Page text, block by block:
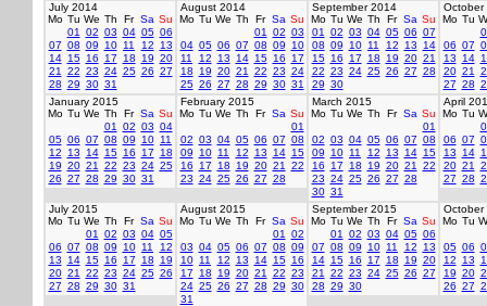
July 2014
Mo Tu We Th Fr Sa Su
01
02 03 04 05 06
07 08 09 10 11 12
13
14 15 16 17 18 19 20
21
22 23 24 25 26 27
28 29 30 31
August 2014
Mo Tu We Th Fr Sa Su
01
02 03
04 05 06 07 08 09
10
11
12 13 14 15 16
17
18
19 20 21 22 23 24
25 26 27 28 29 30 31
September 2014
Mo Tu We Th Fr Sa Su
01
02 03 04 05 06 07
08 09 10 11 12 13
14
15 16 17 18 19 20 21
22 23 24 25 26 27 28
29 30
October
Mo Tu
06 07
13
14
20 21
27 28
January 2015
Mo Tu We Th Fr Sa Su
01
02 03 04
05 06 07 08 09 10 11
12
13 14 15 16 17
18
19 20 21 22 23 24 25
26 27 28 29 30 31
February 2015
Mo Tu We Th Fr Sa Su
01
02 03 04 05 06 07 08
09
10 11 12 13 14 15
16
17 18 19 20 21
22
23 24 25 26 27 28
March 2015
Mo Tu We Th Fr Sa Su
01
02 03 04 05 06 07 08
09
10 11 12 13 14 15
16
17 18 19 20 21
22
23 24 25 26 27 28
30 31
April
Mo Tu
06 07
13
14
20 21
27 28
July 2015
Mo Tu We Th Fr Sa Su
01
02 03 04 05
06 07 08 09 10 11
12
13
14 15 16 17 18
19
20 21 22 23 24 25 26
27 28 29 30 31
August 2015
Mo Tu We Th Fr Sa Su
01
02
03 04 05 06 07 08 09
10 11 12 13 14 15 16
17
18 19 20 21 22 23
24 25 26 27 28 29 30
31
September 2015
Mo Tu We Th Fr Sa Su
01
02 03 04 05 06
07 08 09 10 11 12
13
14 15 16 17 18 19 20
21
22 23 24 25 26 27
28 29 30
October
Mo Tu
05 06
12
13
19 20
26 27